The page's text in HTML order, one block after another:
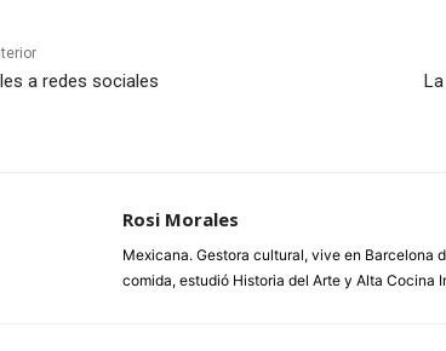
a redes sociales
Rosi Morales
Mexicana. Gestora cultural, vive en Barcelona
comida, estudió Historia del Arte y Alta Cocina